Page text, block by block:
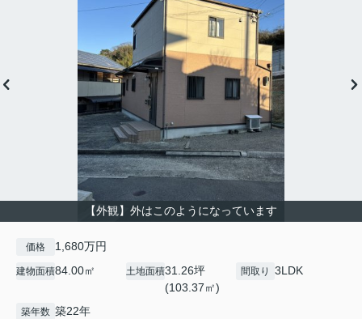
【外観】外はこのようになっています
価格 1,680万円
建物面積84.00㎡ 土地面積31.26坪
(103.37㎡)
間取り 3LDK
築年数 築22年